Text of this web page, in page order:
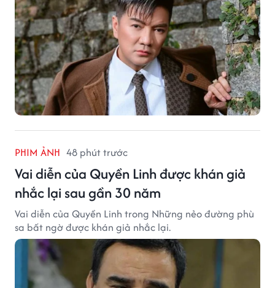
PHIM ẢNH 48 phút trước
Vai diễn của Quyền Linh được khán giả
nhắc lại sau gần 30 năm
Vai diễn của Quyền Linh trong Những nẻo đường phù
sa bất ngờ được khán giả nhắc lại.